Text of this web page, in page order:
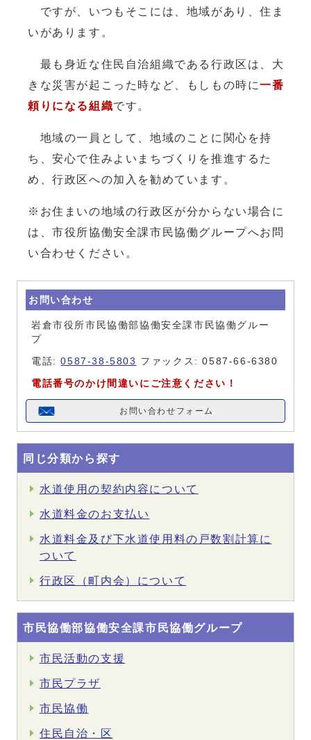
ですが、いつもそこには、地域があり、住ま
いがあります。
最も身近な住民自治組織である行政区は、大
きな災害が起こった時など、もしもの時に一番
頼りになる組織です。
地域の一員として、地域のことに関心を持
ち、安心で住みよいまちづくりを推進するた
め、行政区への加入を勧めています。
※お住まいの地域の行政区が分からない場合に
は、市役所協働安全課市民協働グループへお問
い合わせください。
お問い合わせ
岩倉市役所市民協働部協働安全課市民協働グルー
プ
電話:0587-38-5803 ファックス: 0587-66-6380
電話番号のかけ間違いにご注意ください！
お問い合わせフォーム
同じ分類から探す
水道使用の契約内容について
水道料金のお支払い
水道料金及び下水道使用料の戸数割計算に
ついて
行政区（町内会）について
市民協働部協働安全課市民協働グループ
市民活動の支援
市民プラザ
市民協働
住民自治・区